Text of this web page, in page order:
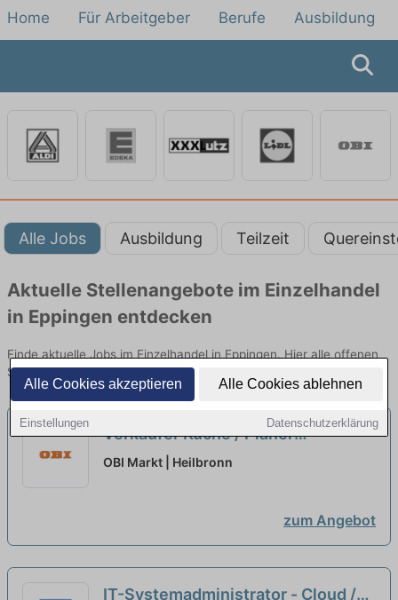
Alle Cookies akzeptieren Alle Cookies ablehnen
Einstellungen Datenschutzerklärung
Home Für Arbeitgeber Berufe Ausbildung
Alle Jobs Ausbildung Teilzeit
Aktuelle Stellenangebote im Einzelhandel
in Eppingen entdecken
Finde aktuelle Jobs im Einzelhandel in Eppingen. Hier alle offenen
Stellenangebote im Verkauf, Vertrieb und Handel vergleichen.
Verkäufer Küche / Planer
Schwerpunkt Küche (m/w/d)
OBI Markt | Heilbronn
zum Angebot
IT-Systemadministrator - Cloud /